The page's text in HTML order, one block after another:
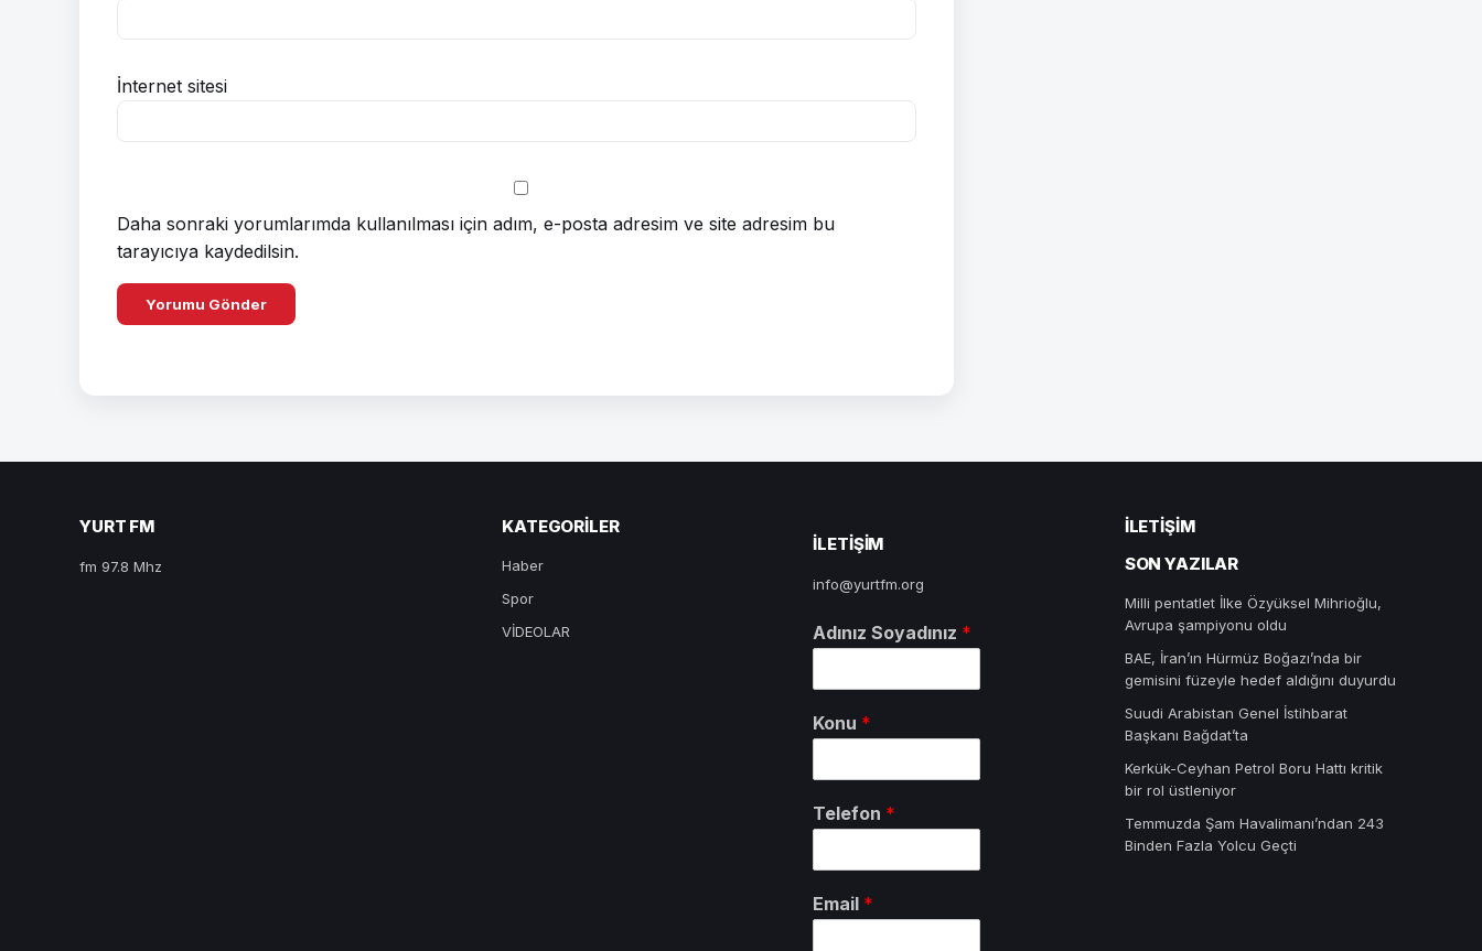
İnternet sitesi
Daha sonraki yorumlarımda kullanılması için adım, e-posta adresim ve site adresim bu
tarayıcıya kaydedilsin.
YURT FM
fm 97.8 Mhz
KATEGORILER
Haber
Spor
VİDEOLAR
ILETIŞIM
info@yurtfm.org
Adınız Soyadınız *
Konu *
Telefon *
Email *
İLETIŞIM
SON YAZILAR
Milli pentatlet İlke Özyüksel Mihrioğlu,
Avrupa şampiyonu oldu
BAE, İran’ın Hürmüz Boğazı’nda bir
gemisini füzeyle hedef aldığını duyurdu
Suudi Arabistan Genel İstihbarat
Başkanı Bağdat’ta
Kerkük-Ceyhan Petrol Boru Hattı kritik
bir rol üstleniyor
Temmuzda Şam Havalimanı’ndan 243
Binden Fazla Yolcu Geçti